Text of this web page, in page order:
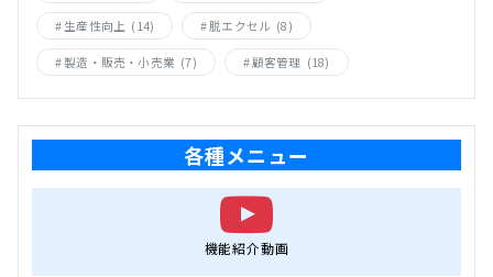
生産性向上 (14) 脱エクセル (8)
製造・販売・小売業 (7) 顧客管理 (18)
各種メニュー
機能紹介動画